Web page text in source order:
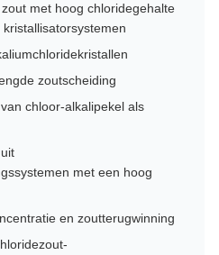
met hoog chloridegehalte
zoutscheiding
chloor-alkalipekel als
met een hoog
en zoutterugwinning